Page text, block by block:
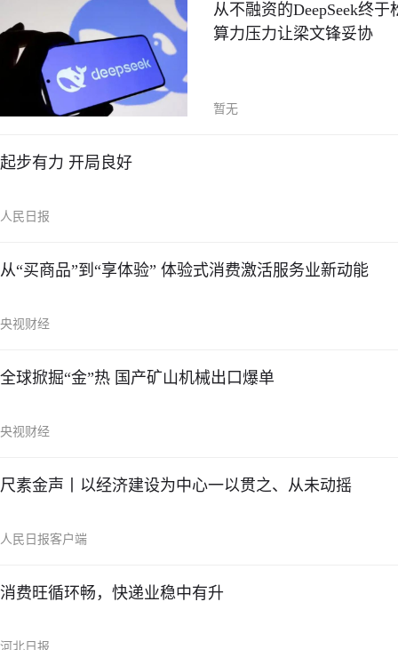
从不融资的DeepSeek终
算力压力让梁文锋妥协
暂无
起步有力 开局良好
人民日报
从“买商品”到“享体验” 体验式消费激活服务业新动能
央视财经
全球掀掘“金”热 国产矿山机械出口爆单
央视财经
尺素金声丨以经济建设为中心一以贯之、从未动摇
人民日报客户端
消费旺循环畅，快递业稳中有升
河北日报